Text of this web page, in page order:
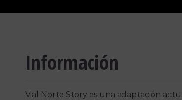
Información
Vial Norte Story es una adaptación